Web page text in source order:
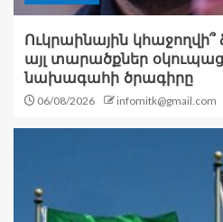
Ուկրաինային
այլ տարածքներ
նախագահի ծրագիրը
06/08/2026 infomitk@gmail.com